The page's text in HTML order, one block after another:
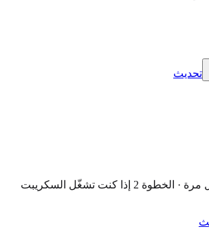
تحديث
الخطوة 1 للتثبيت لأول مرة · الخطوة 2 إذا كنت تشغّل السكريبت